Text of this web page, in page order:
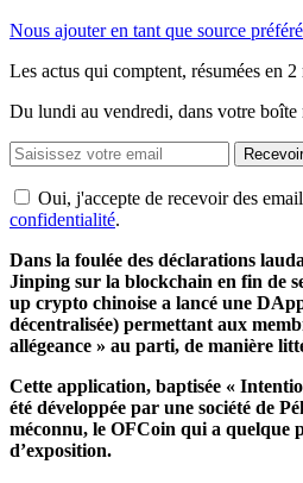
Nous ajouter en tant que source
Les actus qui comptent, résumées en 2
Du lundi au vendredi, dans votre boîte
Recevoir
Oui, j'accepte de recevoir des
confidentialité.
Dans la foulée des déclarations
Jinping sur la blockchain en fin de
up crypto chinoise a lancé une
décentralisée) permettant aux
allégeance » au parti, de manière
Cette application, baptisée «
été développée par une société de
méconnu, le OFCoin qui a quelque
d’exposition.